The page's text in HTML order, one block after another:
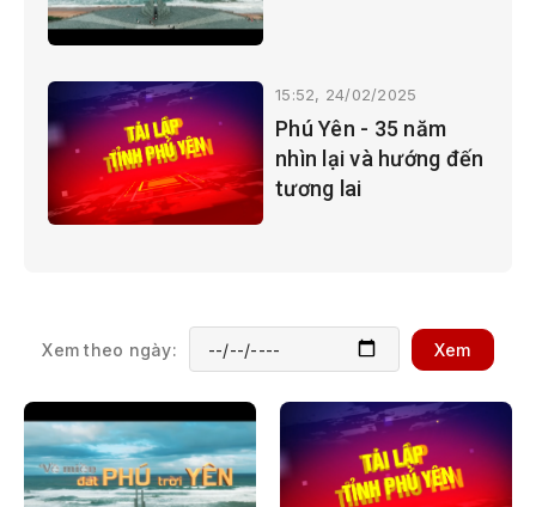
15:52, 24/02/2025
Phú Yên - 35 năm
nhìn lại và hướng đến
tương lai
Xem theo ngày: Xem